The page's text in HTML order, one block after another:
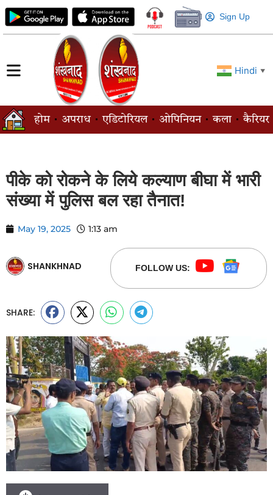
Sign Up
Hindi ▼
होम अपराध एडिटोरियल ओपिनियन कला कैरियर
पीके को रोकने के लिये कल्याण बीघा में भारी
संख्या में पुलिस बल रहा तैनात!
May 19, 2025 1:13 am
SHANKHNAD FOLLOW US:
SHARE: